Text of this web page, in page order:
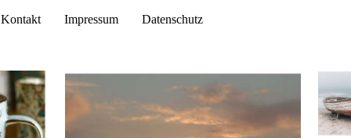
Kontakt Impressum Datenschutz